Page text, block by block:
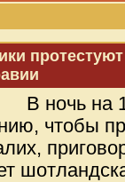
В ночь на
чтобы